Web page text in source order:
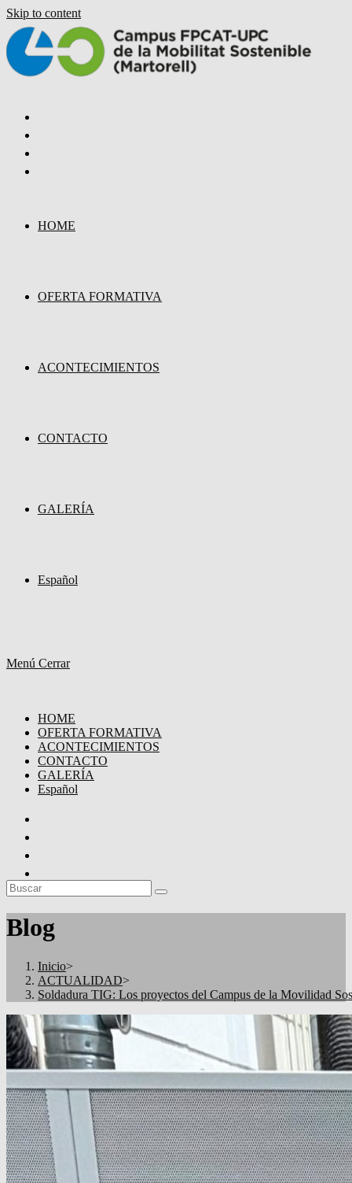
Skip to content
HOME
OFERTA FORMATIVA
ACONTECIMIENTOS
CONTACTO
GALERÍA
Español
Menú Cerrar
HOME
OFERTA FORMATIVA
ACONTECIMIENTOS
CONTACTO
GALERÍA
Español
Blog
Inicio>
ACTUALIDAD>
Soldadura TIG: Los proyectos del Campus de la Movilidad